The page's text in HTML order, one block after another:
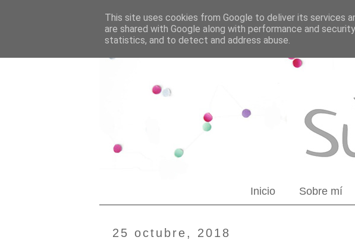
Inicio Sobre mí
25 octubre, 2018
This site uses cookies from Google to deliver its services
are shared with Google along with performance and
statistics, and to detect and address abuse.